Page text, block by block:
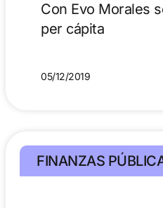
Con Evo Morales
per cápita
05/12/2019
FINANZAS